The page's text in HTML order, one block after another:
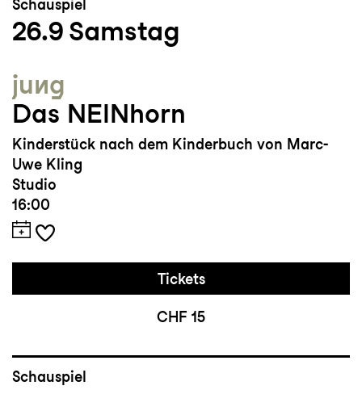
Schauspiel
26.9 Samstag
jung
Das NEINhorn
Kinderstück nach dem Kinderbuch von Marc-
Uwe Kling
Studio
16:00
Tickets
CHF 15
Schauspiel